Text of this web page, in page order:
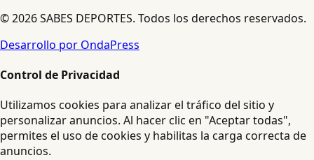
© 2026 SABES DEPORTES. Todos los derechos reservados.
Desarrollo por OndaPress
Control de Privacidad
Utilizamos cookies para analizar el tráfico del sitio y
personalizar anuncios. Al hacer clic en "Aceptar todas",
permites el uso de cookies y habilitas la carga correcta de
anuncios.